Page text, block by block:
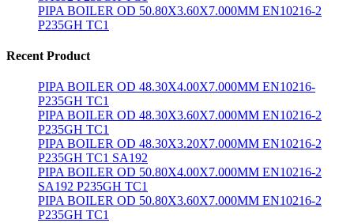
PIPA BOILER OD 50.80X3.60X7.000MM EN10216-2
P235GH TC1
Recent Product
PIPA BOILER OD 48.30X4.00X7.000MM EN10216-
P235GH TC1
PIPA BOILER OD 48.30X3.60X7.000MM EN10216-2
P235GH TC1
PIPA BOILER OD 48.30X3.20X7.000MM EN10216-2
P235GH TC1 SA192
PIPA BOILER OD 50.80X4.00X7.000MM EN10216-2
SA192 P235GH TC1
PIPA BOILER OD 50.80X3.60X7.000MM EN10216-2
P235GH TC1